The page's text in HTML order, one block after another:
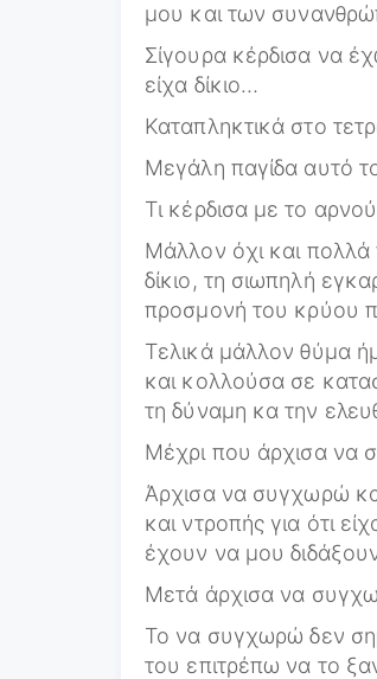
μου και των
Σίγουρα κέρδισα να
είχα δίκιο…
Καταπληκτικά στο
Μεγάλη παγίδα αυτό
Τι κέρδισα με το
Μάλλον όχι και πολλά
δίκιο, τη σιωπηλή
προσμονή του κρύου
Τελικά μάλλον θύμα
και κολλούσα σε
τη δύναμη κα την
Μέχρι που άρχισα να
Άρχισα να συγχωρώ
και ντροπής για ότι
έχουν να μου
Μετά άρχισα να
Το να συγχωρώ δεν
του επιτρέπω να το